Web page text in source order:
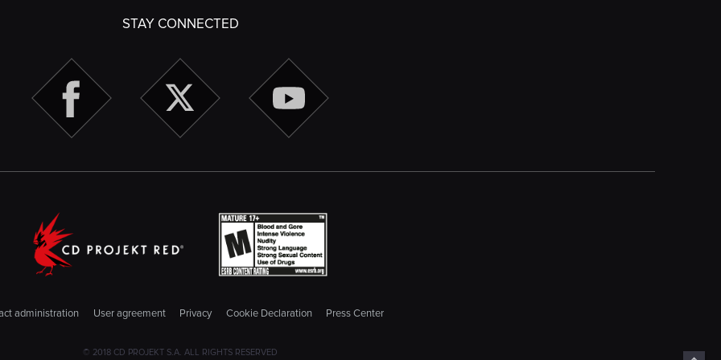
STAY CONNECTED
administration User agreement Privacy Cookie Declaration Press Center
© 2018 CD PROJEKT S.A. ALL RIGHTS RESERVED